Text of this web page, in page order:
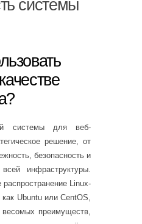
системы
системы для веб-
решение, от
безопасность и
всей инфраструктуры.
Linux-
как Ubuntu или CentOS,
преимуществ,